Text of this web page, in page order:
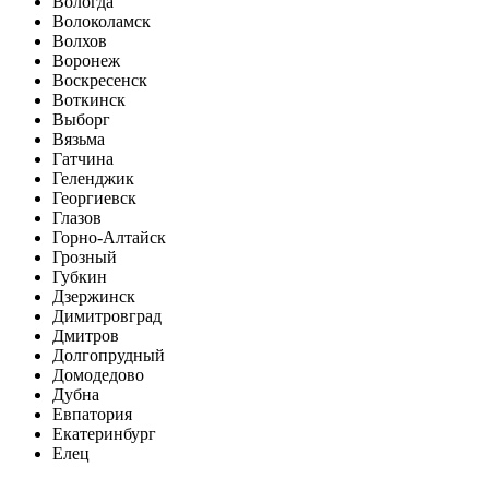
Волоколамск
Волхов
Воронеж
Воскресенск
Воткинск
Выборг
Вязьма
Гатчина
Геленджик
Георгиевск
Глазов
Горно-Алтайск
Грозный
Губкин
Дзержинск
Димитровград
Дмитров
Долгопрудный
Домодедово
Дубна
Евпатория
Екатеринбург
Елец